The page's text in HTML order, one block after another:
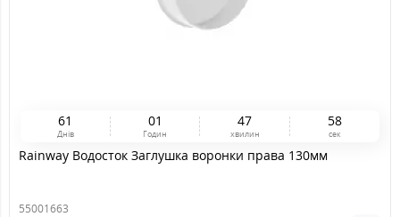
61
Днів
01
Годин
47
хвилин
58
сек
Rainway Водосток Заглушка воронки права 130мм
55001663